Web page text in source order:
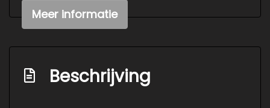
Zijschuifdeur rechts
Interieur
2 zitplaatsen rechtsvoor
Bestuurdersstoel in hoogte verstelbaar
Meer informatie
Beschrijving